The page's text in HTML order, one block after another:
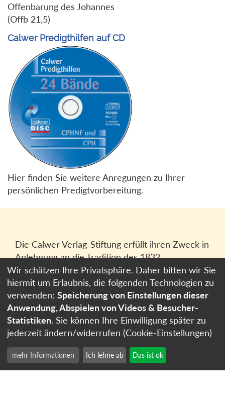
Offenbarung des Johannes
(Offb 21,5)
Calwer Predigthilfen auf CD
Hier finden Sie weitere Anregungen zu Ihrer
persönlichen Predigtvorbereitung.
Die Calwer Verlag-Stiftung erfüllt ihren Zweck in
Anlehnung an die Tradition des 1832
gegründeten Calwer Verlagsvereins, der
heutigen Calwer Verlag Bücher und Medien
GmbHin Stuttgart.
Impressum
Datenschutzerklärung
Cookie-Einstellungen
Wir schätzen Ihre Privatsphäre. Daher bitten wir Sie
hiermit um Erlaubnis, die folgenden Technologien zu
verwenden: Speicherung von Einstellungen dieser
Anwendung, Abspielen von Videos & Besucher-
Statistiken. Sie können Ihre Einwilligung später zu
jederzeit ändern/widerrufen (Cookie-Einstellungen)
mehr Informationen Ich lehne ab Das ist ok